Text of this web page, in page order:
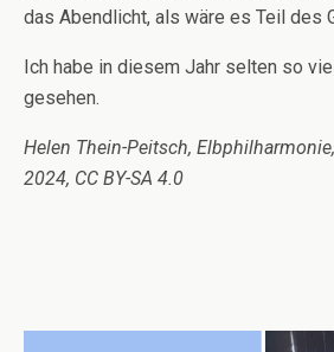
das Abendlicht, als wäre es Teil des
Ich habe in diesem Jahr selten so
gesehen.
Helen Thein-Peitsch,
2024, CC BY-SA 4.0